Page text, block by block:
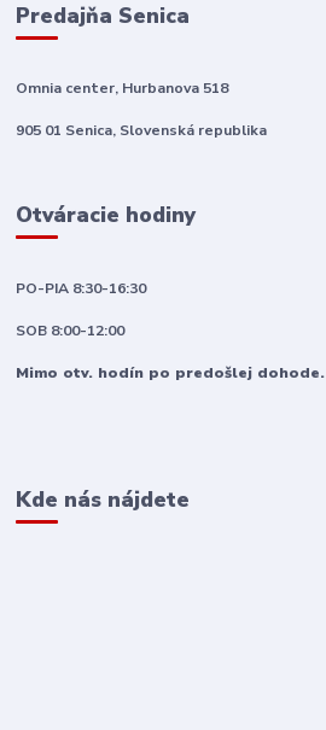
Predajňa Senica
Omnia center, Hurbanova 518
905 01 Senica, Slovenská republika
Otváracie hodiny
PO-PIA 8:30-16:30
SOB 8:00-12:00
Mimo otv. hodín po predošlej dohode.
Kde nás nájdete